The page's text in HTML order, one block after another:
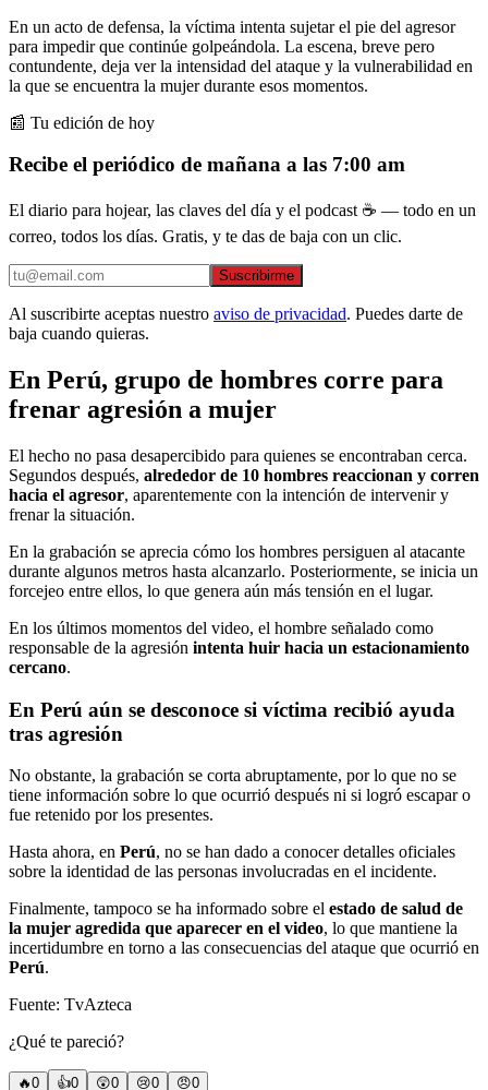
En un acto de defensa, la víctima intenta sujetar el pie del agresor
para impedir que continúe golpeándola. La escena, breve pero
contundente, deja ver la intensidad del ataque y la vulnerabilidad en
la que se encuentra la mujer durante esos momentos.
📰 Tu edición de hoy
Recibe el periódico de mañana a las 7:00 am
El diario para hojear, las claves del día y el podcast ☕ — todo en un
correo, todos los días. Gratis, y te das de baja con un clic.
Suscribirme
Al suscribirte aceptas nuestro aviso de privacidad. Puedes darte de
baja cuando quieras.
En Perú, grupo de hombres corre para
frenar agresión a mujer
El hecho no pasa desapercibido para quienes se encontraban cerca.
Segundos después, alrededor de 10 hombres reaccionan y corren
hacia el agresor, aparentemente con la intención de intervenir y
frenar la situación.
En la grabación se aprecia cómo los hombres persiguen al atacante
durante algunos metros hasta alcanzarlo. Posteriormente, se inicia un
forcejeo entre ellos, lo que genera aún más tensión en el lugar.
En los últimos momentos del video, el hombre señalado como
responsable de la agresión intenta huir hacia un estacionamiento
cercano.
En Perú aún se desconoce si víctima recibió ayuda
tras agresión
No obstante, la grabación se corta abruptamente, por lo que no se
tiene información sobre lo que ocurrió después ni si logró escapar o
fue retenido por los presentes.
Hasta ahora, en Perú, no se han dado a conocer detalles oficiales
sobre la identidad de las personas involucradas en el incidente.
Finalmente, tampoco se ha informado sobre el estado de salud de
la mujer agredida que aparecer en el video, lo que mantiene la
incertidumbre en torno a las consecuencias del ataque que ocurrió en
Perú.
Fuente: TvAzteca
¿Qué te pareció?
🔥0 👍0 😲0 😢0 😠0